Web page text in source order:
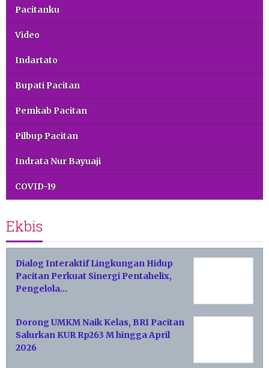
Pacitanku
Video
Indartato
Bupati Pacitan
Pemkab Pacitan
Pilbup Pacitan
Indrata Nur Bayuaji
COVID-19
Ekbis
Dialog Interaktif Lingkungan Hidup
Pacitan Perkuat Sinergi Pentahelix,
Pengelola…
Dorong UMKM Naik Kelas, BRI Pacitan
Salurkan KUR Rp263 M hingga April
2026